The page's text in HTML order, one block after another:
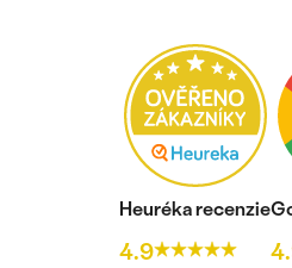
Heuréka recenzie
4.9